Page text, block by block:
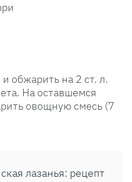
обжарить на 2 ст. л.
На оставшемся
овощную смесь (7
лазанья: рецепт